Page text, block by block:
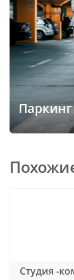
Паркинг
Студия -